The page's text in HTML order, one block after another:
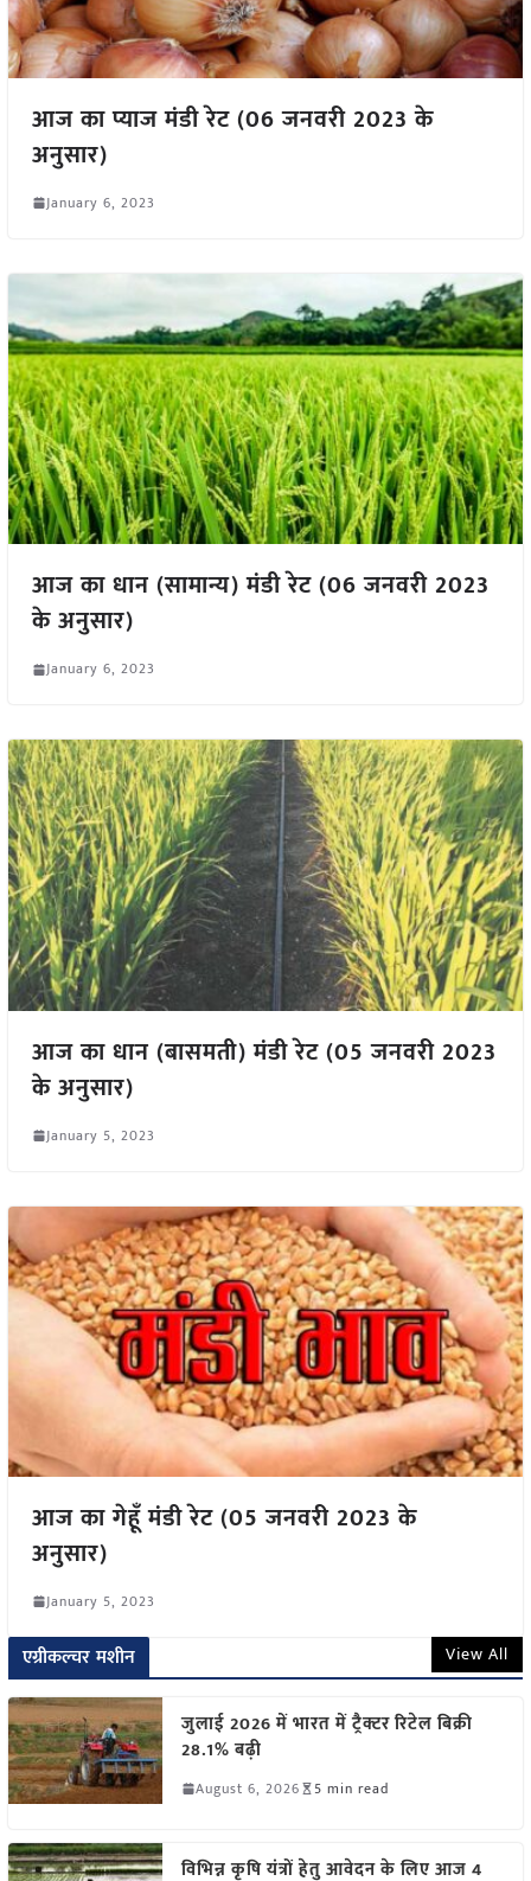
आज का प्याज मंडी रेट (06 जनवरी 2023 के
अनुसार)
January 6, 2023
आज का धान (सामान्य) मंडी रेट (06 जनवरी 2023
के अनुसार)
January 6, 2023
आज का धान (बासमती) मंडी रेट (05 जनवरी 2023
के अनुसार)
January 5, 2023
आज का गेहूँ मंडी रेट (05 जनवरी 2023 के
अनुसार)
January 5, 2023
एग्रीकल्चर मशीन View All
जुलाई 2026 में भारत में ट्रैक्टर रिटेल बिक्री
28.1% बढ़ी
August 6, 2026 5 min read
विभिन्न कृषि यंत्रों हेतु आवेदन के लिए आज 4